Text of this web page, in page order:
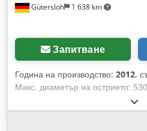
Gütersloh 1 638 km
Запитване
Година на производство: 2012,
Макс. диаметър на острието:
Ahyor Капацитет на рязане при
Квадратно 170 мм,
рязане при 45° наляво Кръгло